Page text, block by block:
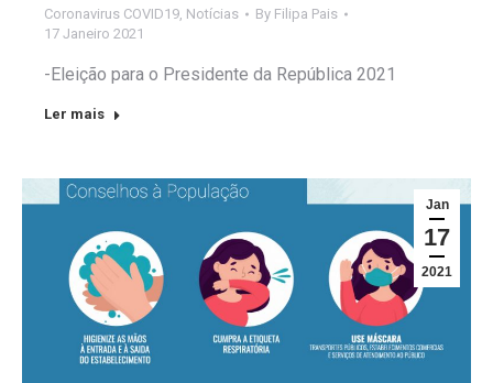
Coronavirus COVID19, Notícias By Filipa Pais
17 Janeiro 2021
-Eleição para o Presidente da República 2021
Ler mais
Jan
17
2021